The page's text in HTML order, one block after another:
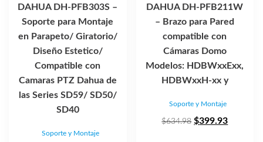
DAHUA DH-PFB303S –
Soporte para Montaje
en Parapeto/ Giratorio/
Diseño Estetico/
Compatible con
Camaras PTZ Dahua de
las Series SD59/ SD50/
SD40
Soporte y Montaje
DAHUA DH-PFB211W
– Brazo para Pared
compatible con
Cámaras Domo
Modelos: HDBWxxExx,
HDBWxxH-xx y
Soporte y Montaje
$634.98 El
$399.93El